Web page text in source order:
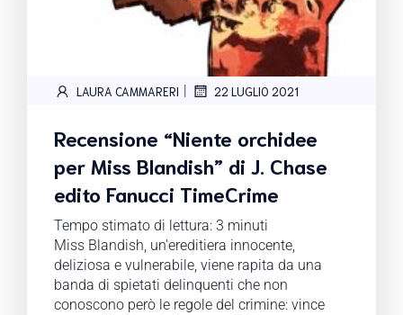
LAURA CAMMARERI | 22 LUGLIO 2021
Recensione “Niente orchidee
per Miss Blandish” di J. Chase
edito Fanucci TimeCrime
Tempo stimato di lettura: 3 minuti
Miss Blandish, un'ereditiera innocente,
deliziosa e vulnerabile, viene rapita da una
banda di spietati delinquenti che non
conoscono però le regole del crimine: vince